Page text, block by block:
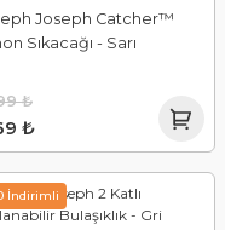
Joseph Catcher™
Sıkacağı - Sarı
₺
₺
İndirimli